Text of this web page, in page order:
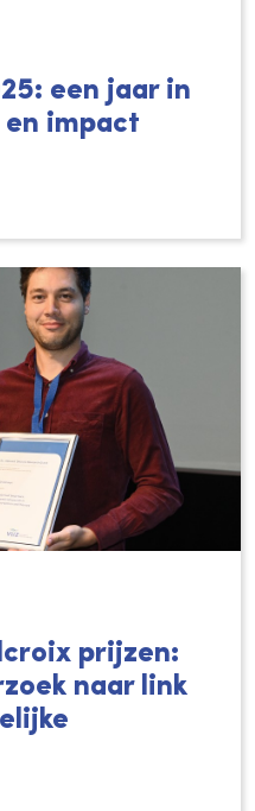
een jaar in
impact
prijzen:
naar link